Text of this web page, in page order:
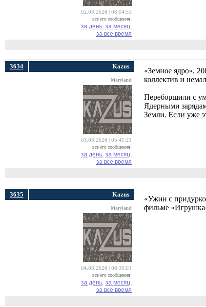
02.03.2026 | 08:04:53
все его сообщения:
за день, за месяц,
за все время
3634 Kazus
Maryland
03.03.2026 | 05:41:21
все его сообщения:
за день, за месяц,
за все время
«Земное ядро»,
коллектив и
Переборщили с
Ядерными
Земли. Если уже
3635 Kazus
Maryland
04.03.2026 | 06:30:01
все его сообщения:
за день, за месяц,
за все время
«Ужин с
фильме